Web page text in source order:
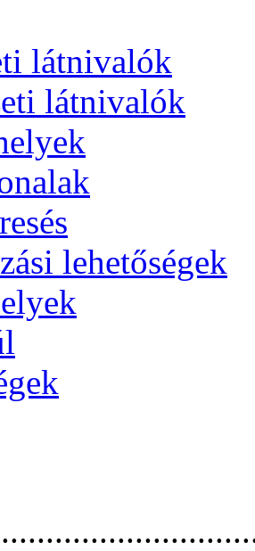
látnivalók
látnivalók
lehetőségek